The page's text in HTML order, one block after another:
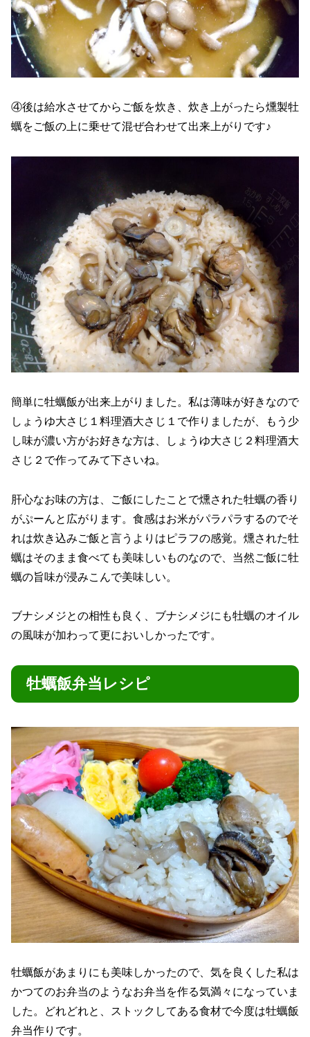
④後は給水させてからご飯を炊き、炊き上がったら燻製牡
蠣をご飯の上に乗せて混ぜ合わせて出来上がりです♪
簡単に牡蠣飯が出来上がりました。私は薄味が好きなので
しょうゆ大さじ１料理酒大さじ１で作りましたが、もう少
し味が濃い方がお好きな方は、しょうゆ大さじ２料理酒大
さじ２で作ってみて下さいね。
肝心なお味の方は、ご飯にしたことで燻された牡蠣の香り
がぷーんと広がります。食感はお米がパラパラするのでそ
れは炊き込みご飯と言うよりはピラフの感覚。燻された牡
蠣はそのまま食べても美味しいものなので、当然ご飯に牡
蠣の旨味が浸みこんで美味しい。
ブナシメジとの相性も良く、ブナシメジにも牡蠣のオイル
の風味が加わって更においしかったです。
牡蠣飯弁当レシピ
牡蠣飯があまりにも美味しかったので、気を良くした私は
かつてのお弁当のようなお弁当を作る気満々になっていま
した。どれどれと、ストックしてある食材で今度は牡蠣飯
弁当作りです。